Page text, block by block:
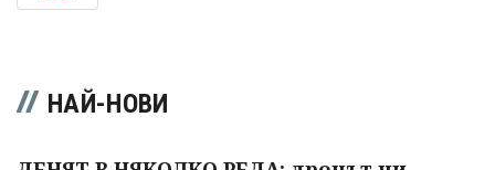
НАЙ-НОВИ